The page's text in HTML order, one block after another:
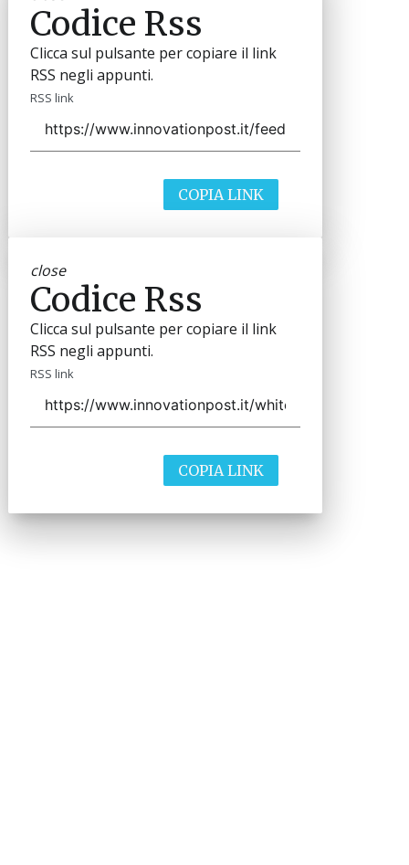
Codice Rss
Clicca sul pulsante per copiare il link
RSS negli appunti.
RSS link
COPIA LINK
close
Codice Rss
Clicca sul pulsante per copiare il link
RSS negli appunti.
RSS link
COPIA LINK